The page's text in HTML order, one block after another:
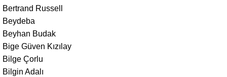
Bertrand Russell
Beydeba
Beyhan Budak
Bige Güven Kızılay
Bilge Çorlu
Bilgin Adalı